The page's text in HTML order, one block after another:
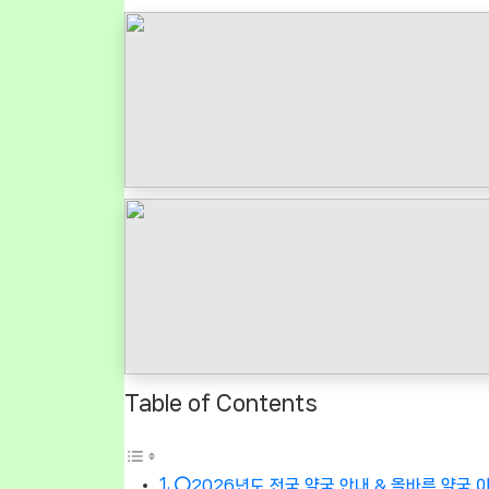
Table of Contents
⭕2026년도 전국 약국 안내 & 올바른 약국